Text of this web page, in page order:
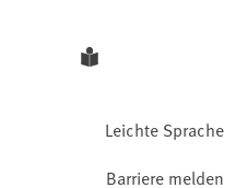
Leichte Sprache
Barriere melden